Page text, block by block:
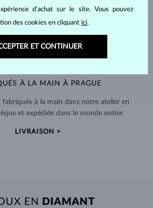
À LA MAIN À PRAGUE
fabriquée à la main dans notre atelier en
et expédiée dans le monde entier.
LIVRAISON >
EN DIAMANT
d’achat sur le site. Vous pouvez
des cookies en cliquant ici.
ET CONTINUER